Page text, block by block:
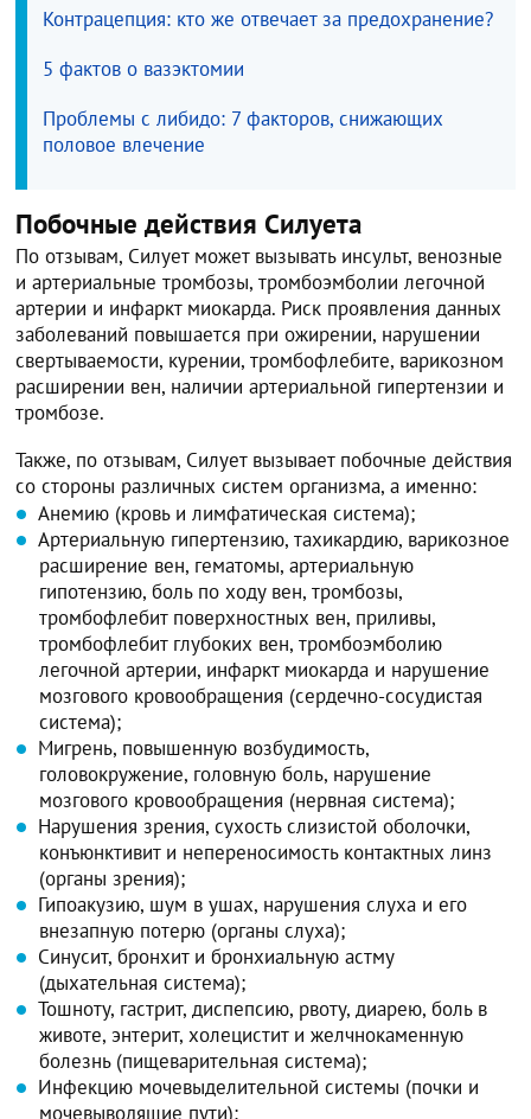
Контрацепция: кто же отвечает за предохранение?
5 фактов о вазэктомии
Проблемы с либидо: 7 факторов, снижающих
половое влечение
Побочные действия Силуета
По отзывам, Силует может вызывать инсульт, венозные
и артериальные тромбозы, тромбоэмболии легочной
артерии и инфаркт миокарда. Риск проявления данных
заболеваний повышается при ожирении, нарушении
свертываемости, курении, тромбофлебите, варикозном
расширении вен, наличии артериальной гипертензии и
тромбозе.
Также, по отзывам, Силует вызывает побочные действия
со стороны различных систем организма, а именно:
Анемию (кровь и лимфатическая система);
Артериальную гипертензию, тахикардию, варикозное
расширение вен, гематомы, артериальную
гипотензию, боль по ходу вен, тромбозы,
тромбофлебит поверхностных вен, приливы,
тромбофлебит глубоких вен, тромбоэмболию
легочной артерии, инфаркт миокарда и нарушение
мозгового кровообращения (сердечно-сосудистая
система);
Мигрень, повышенную возбудимость,
головокружение, головную боль, нарушение
мозгового кровообращения (нервная система);
Нарушения зрения, сухость слизистой оболочки,
конъюнктивит и непереносимость контактных линз
(органы зрения);
Гипоакузию, шум в ушах, нарушения слуха и его
внезапную потерю (органы слуха);
Синусит, бронхит и бронхиальную астму
(дыхательная система);
Тошноту, гастрит, диспепсию, рвоту, диарею, боль в
животе, энтерит, холецистит и желчнокаменную
болезнь (пищеварительная система);
Инфекцию мочевыделительной системы (почки и
мочевыводящие пути);